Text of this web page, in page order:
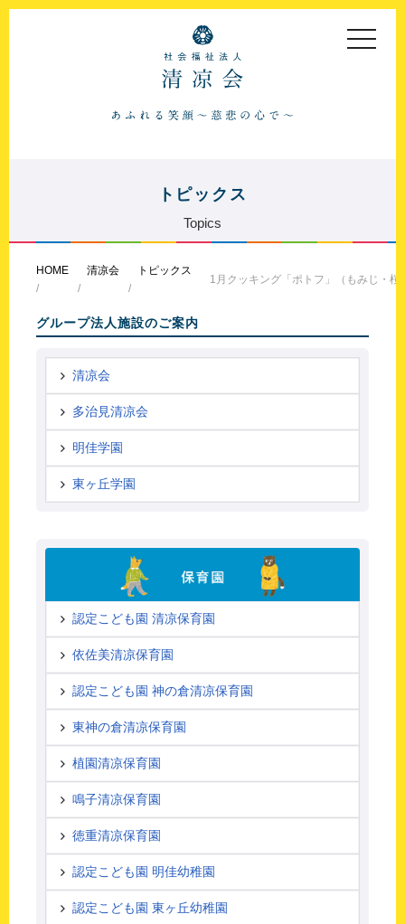
toggle
トピックス
Topics
HOME 清凉会 トピックス
1月クッキング「ポトフ」（もみじ・桜
グループ法人施設のご案内
清凉会
多治見清凉会
明佳学園
東ヶ丘学園
認定こども園 清凉保育園
依佐美清凉保育園
認定こども園 神の倉清凉保育園
東神の倉清凉保育園
植園清凉保育園
鳴子清凉保育園
徳重清凉保育園
認定こども園 明佳幼稚園
認定こども園 東ヶ丘幼稚園